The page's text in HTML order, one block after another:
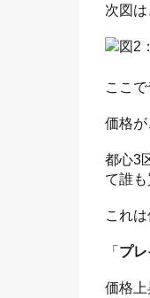
次図
ここ
価格が
都心3
て誰も
これ
「 プ
価格